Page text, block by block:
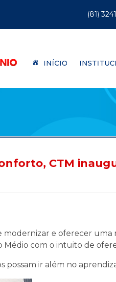
(81)
INÍCIO
CTM
modernizar e oferecer
Médio com o intuito de
possam ir além no